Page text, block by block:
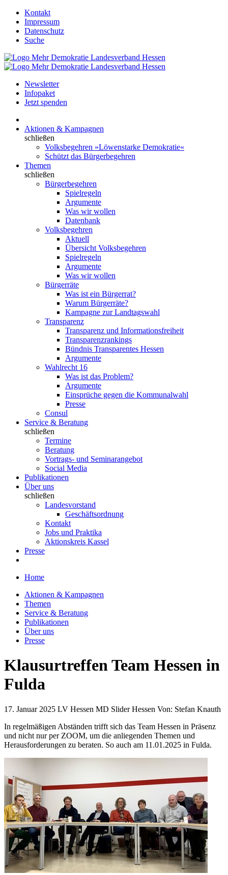
Kontakt
Impressum
Datenschutz
Suche
Newsletter
Infopaket
Jetzt spenden
Aktionen & Kampagnen
schließen
Volksbegehren »Löwenstarke Demokratie«
Schützt das Bürgerbegehren
Themen
schließen
Bürgerbegehren
Spielregeln
Argumente
Was wir wollen
Datenbank
Volksbegehren
Aktuell
Übersicht Volksbegehren
Spielregeln
Argumente
Was wir wollen
Bürgerräte
Was ist ein Bürgerrat?
Warum Bürgerräte?
Kampagne zur Landtagswahl
Transparenz
Transparenz und Informationsfreiheit
Transparenzrankings
Bündnis Transparentes Hessen
Argumente
Wahlrecht 16
Was ist das Problem?
Argumente
Einsprüche gegen die Kommunalwahl
Presse
Consul
Service & Beratung
schließen
Termine
Beratung
Vortrags- und Seminarangebot
Social Media
Publikationen
Über uns
schließen
Landesvorstand
Geschäftsordnung
Kontakt
Jobs und Praktika
Aktionskreis Kassel
Presse
Home
Aktionen & Kampagnen
Themen
Service & Beratung
Publikationen
Über uns
Presse
Klausurtreffen Team Hessen in
Fulda
17. Januar 2025 LV Hessen MD Slider Hessen Von: Stefan Knauth
In regelmäßigen Abständen trifft sich das Team Hessen in Präsenz
und nicht nur per ZOOM, um die anliegenden Themen und
Herausforderungen zu beraten. So auch am 11.01.2025 in Fulda.